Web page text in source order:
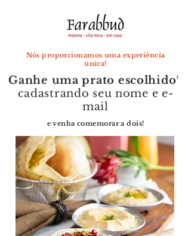
Nós proporcionamos uma experiência
única!
Ganhe uma prato escolhido¹
cadastrando seu nome e e-
mail
e venha comemorar a dois!